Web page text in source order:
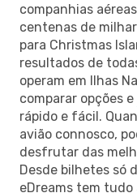
companhias
centenas de
para Christmas
resultados de
operam em Ilhas
comparar opções e
rápido e fácil.
avião connosco,
desfrutar das
Desde bilhetes só
eDreams tem tudo